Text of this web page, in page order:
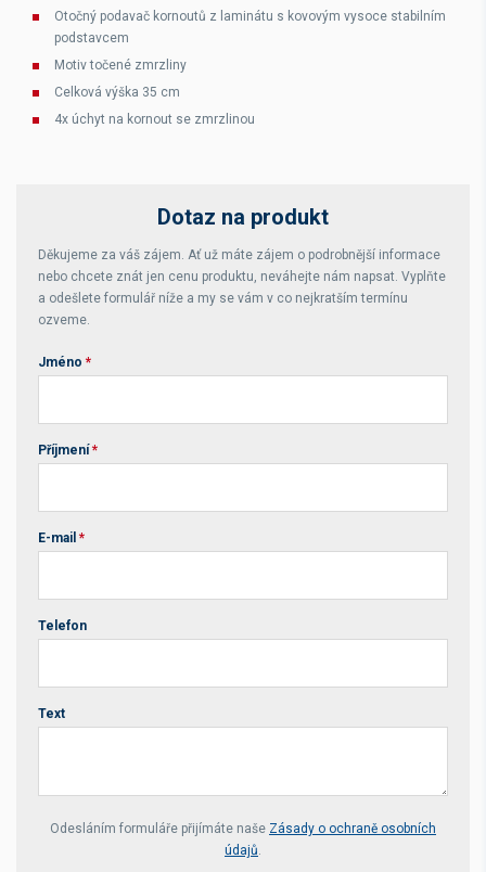
Otočný podavač kornoutů z laminátu s kovovým vysoce stabilním
podstavcem
Motiv točené zmrzliny
Celková výška 35 cm
4x úchyt na kornout se zmrzlinou
Dotaz na produkt
Děkujeme za váš zájem. Ať už máte zájem o podrobnější informace
nebo chcete znát jen cenu produktu, neváhejte nám napsat. Vyplňte
a odešlete formulář níže a my se vám v co nejkratším termínu
ozveme.
Jméno *
Příjmení *
E-mail *
Telefon
Text
Your website *
Odesláním formuláře přijímáte naše Zásady o ochraně osobních
údajů.